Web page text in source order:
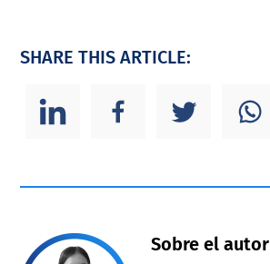
SHARE THIS ARTICLE:
Sobre el autor